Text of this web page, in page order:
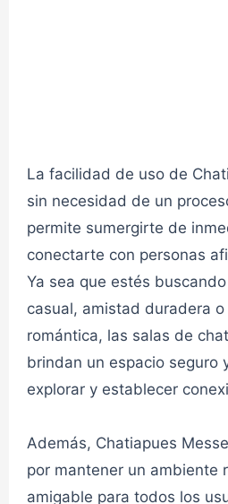
Chat
Chat
FIESTACHAT
La facilidad de uso de
sin necesidad de un
permite sumergirte de
conectarte con personas
Ya sea que estés
casual, amistad duradera
romántica, las salas de
brindan un espacio seguro
explorar y establecer
Además, Chatiapues
por mantener un ambiente
amigable para todos los